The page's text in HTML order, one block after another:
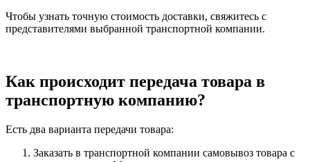
Чтобы узнать точную стоимость доставки, свяжитесь с
представителями выбранной транспортной компании.
Как происходит передача товара в
транспортную компанию?
Есть два варианта передачи товара:
Заказать в транспортной компании самовывоз товара с